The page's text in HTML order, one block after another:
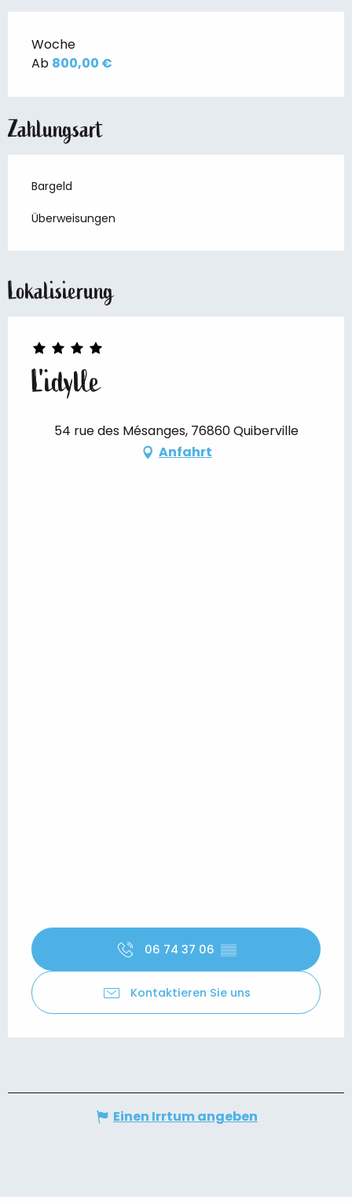
Woche
Ab 800,00 €
Zahlungsart
Bargeld
Überweisungen
Lokalisierung
L'idylle
54 rue des Mésanges, 76860 Quiberville
Anfahrt
06 74 37 06 ▒▒
Kontaktieren Sie uns
Einen Irrtum angeben